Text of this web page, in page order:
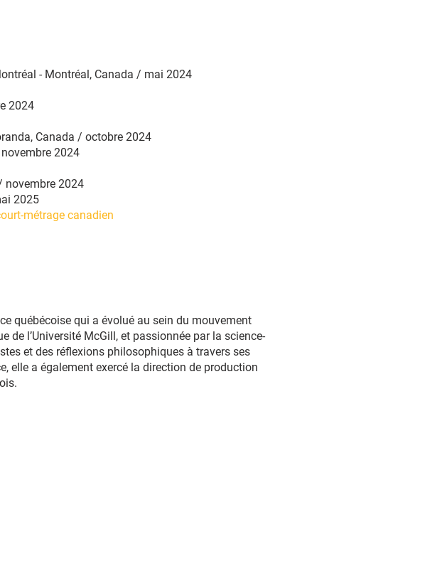
- Montréal, Canada / mai 2024
2024
Canada / octobre 2024
novembre 2024
novembre 2024
2025
métrage canadien
québécoise qui a évolué au sein du mouvement
de l’Université McGill, et passionnée par la science-
et des réflexions philosophiques à travers ses
elle a également exercé la direction de production